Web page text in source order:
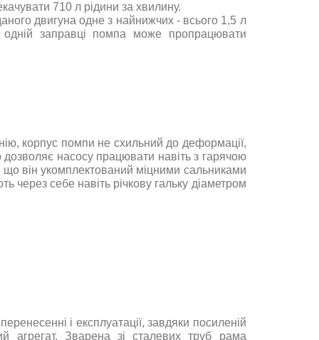
710 л рідини за хвилину.
двигуна одне з найнижчих - всього 1,5 л
заправці помпа може пропрацювати
корпус помпи не схильний до деформації,
дозволяє насосу працювати навіть з гарячою
він укомплектований міцними сальниками
через себе навіть річкову гальку діаметром
і експлуатації, завдяки посиленій
агрегат. Зварена зі сталевих труб рама